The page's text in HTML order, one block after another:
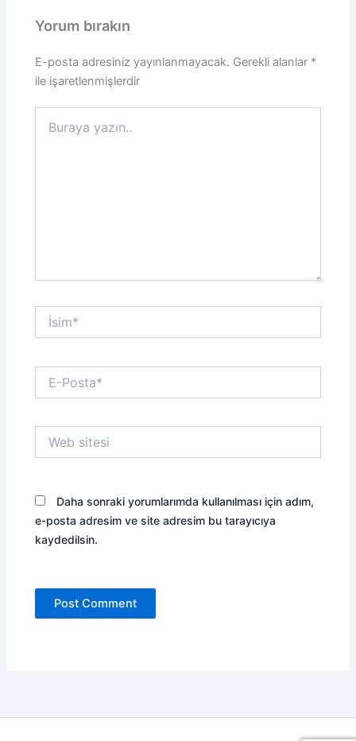
Yorum bırakın
E-posta adresiniz yayınlanmayacak. Gerekli alanlar *
ile işaretlenmişlerdir
yazın..
İsim*
Posta*
sitesi
Daha sonraki yorumlarımda kullanılması için adım,
e-posta adresim ve site adresim bu tarayıcıya
kaydedilsin.